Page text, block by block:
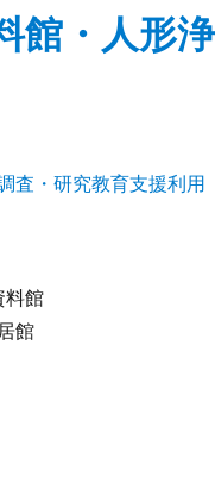
館・人形浄
査・研究教育支援利用
料館
館